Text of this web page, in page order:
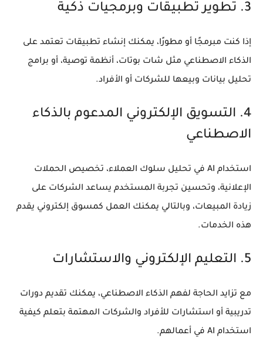
3. تطوير تطبيقات وبرمجيات ذكية
إذا كنت مبرمجًا أو مطورًا، يمكنك إنشاء تطبيقات تعتمد على
الذكاء الاصطناعي مثل شات بوتات، أنظمة توصية، أو برامج
تحليل بيانات وبيعها للشركات أو الأفراد.
4. التسويق الإلكتروني المدعوم بالذكاء
الاصطناعي
استخدام AI في تحليل سلوك العملاء، تخصيص الحملات
الإعلانية، وتحسين تجربة المستخدم يساعد الشركات على
زيادة المبيعات، وبالتالي يمكنك العمل كمسوق إلكتروني يقدم
هذه الخدمات.
5. التعليم الإلكتروني والاستشارات
مع تزايد الحاجة لفهم الذكاء الاصطناعي، يمكنك تقديم دورات
تدريبية أو استشارات للأفراد والشركات المهتمة بتعلم كيفية
استخدام AI في أعمالهم.